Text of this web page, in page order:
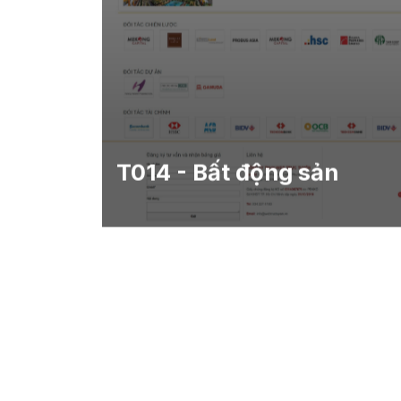
T014 - Bất động sản